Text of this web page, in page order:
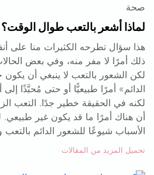
صحة
لماذا أشعر بالتعب طوال الوقت؟
هذا سؤال تطرحه الكثيرات منا على
ذلك أمرًا لا مفر منه، وفي بعض
لكن الشعور بالتعب لا ينبغي أن يكون
الدائم» أمرًا طبيعيًّا أو حتى مُحبَّذًا
لكنه في الحقيقة خطير جدًا. التعب
أن هناك أمرًا ما قد يكون غير طبيعي.
الأسباب شيوعًا للشعور الدائم
تحميل المزيد من المقالات